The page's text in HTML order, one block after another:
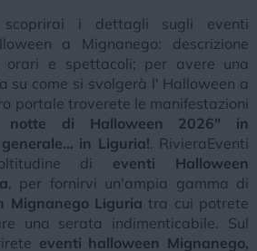
i dettagli sugli eventi
a Mignanego: descrizione
orari e spettacoli; per avere una
su come si svolgerà l' Halloween a
portale troverete le manifestazioni
notte di Halloween 2026" in
in Liguria!. RivieraEventi
di eventi Halloween
, per fornirvi un'ampia gamma di
Mignanego Liguria tra cui potrete
una serata indimenticabile. Sul
eventi halloween Mignanego,